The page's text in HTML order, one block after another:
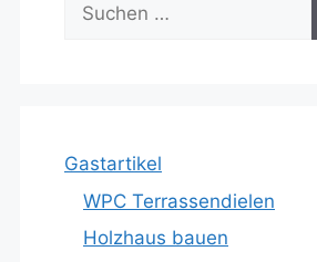
nach:
Gastartikel
WPC Terrassendielen
Holzhaus bauen